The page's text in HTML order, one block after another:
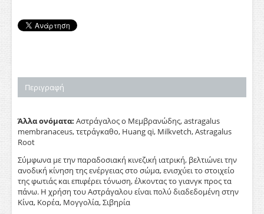
Περιγραφή
Άλλα ονόματα: Αστράγαλος ο Μεμβρανώδης, astragalus
membranaceus, τετράγκαθο, Huang qi, Milkvetch, Astragalus
Root
Σύμφωνα με την παραδοσιακή κινεζική ιατρική, βελτιώνει την
ανοδική κίνηση της ενέργειας στο σώμα, ενισχύει το στοιχείο
της φωτιάς και επιφέρει τόνωση, έλκοντας το γιανγκ προς τα
πάνω. Η χρήση του Αστράγαλου είναι πολύ διαδεδομένη στην
Κίνα, Κορέα, Μογγολία, Σιβηρία